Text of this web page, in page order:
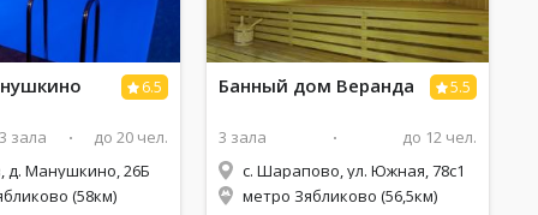
ледяной бассейн, нет
нет фена. Из-за
можно сходить, но
посещения с "vip"
мимоине хочется
там находиться и не
до этого в бане
назад я сломала там
слова совсем нет
6.5
3 зала
до 20 чел.
д. Манушкино, 26Б
(58км)
5.5
Банный дом Веранда
3 зала
до 12 чел.
с. Шарапово, ул. Южная, 78с1
метро Зябликово (56,5км)